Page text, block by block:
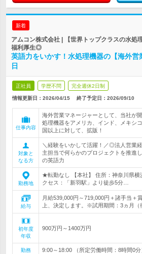
新着
アムコン株式会社 | 【世界トップクラスの水処
福利厚生◎
英語力をいかす！水処理機器の【海外
日
正社員 学歴不問 完全週休2日制
情報更新日：2026/04/15 終了予定日： 2026/09/10
仕事内容
海外営業マネージャーとして、当社が
処理機器をアメリカ、インド、メキシ
国以上に対して、拡販！
対象と
なる方
＼経験をいかして活躍！／◎法人営業
主担当で何らかのプロジェクトを推進
の英語力
勤務地
★転勤なし 【本社】 住所：神奈川県横
クセス：「新羽駅」より徒歩5分…
給与
月給539,000円～719,000円＋諸手当＋
上、決定します。※試用期間：3ヵ月（
初年度
年収
900万円～1400万円
勤務
9:00～18:00 （所定労働時間：8時間0